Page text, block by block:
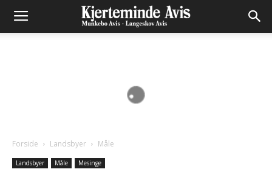
Forside Landsbyer Måle
Landsbyer Måle Mesinge